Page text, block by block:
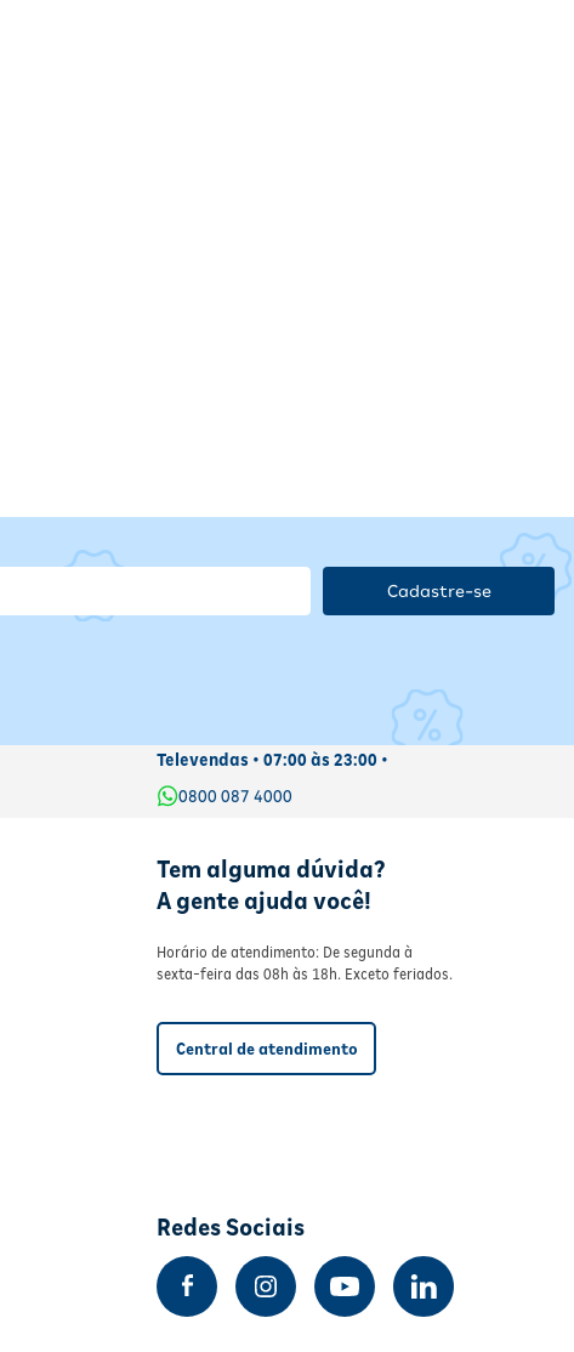
Cadastre-se
Televendas • 07:00 às 23:00 •
0800 087 4000
Tem alguma dúvida?
A gente ajuda você!
Horário de atendimento: De segunda à
sexta-feira das 08h às 18h. Exceto feriados.
Central de atendimento
Redes Sociais